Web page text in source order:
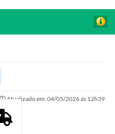
Atualizado em: 04/05/2026 às 12h39